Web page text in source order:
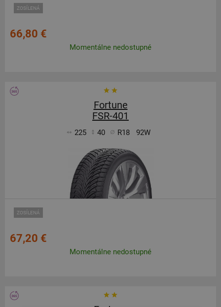
ZOSÍLENÁ
66,80 €
Momentálne nedostupné
Fortune
FSR-401
225 40 R18 92W
ZOSÍLENÁ
67,20 €
Momentálne nedostupné